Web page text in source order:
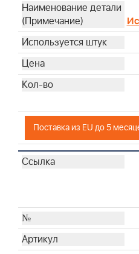
Поставка из EU до 5